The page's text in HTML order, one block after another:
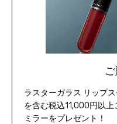
ラスターガラス リップ
を含む税込11,000円以
ミラーをプレゼント！